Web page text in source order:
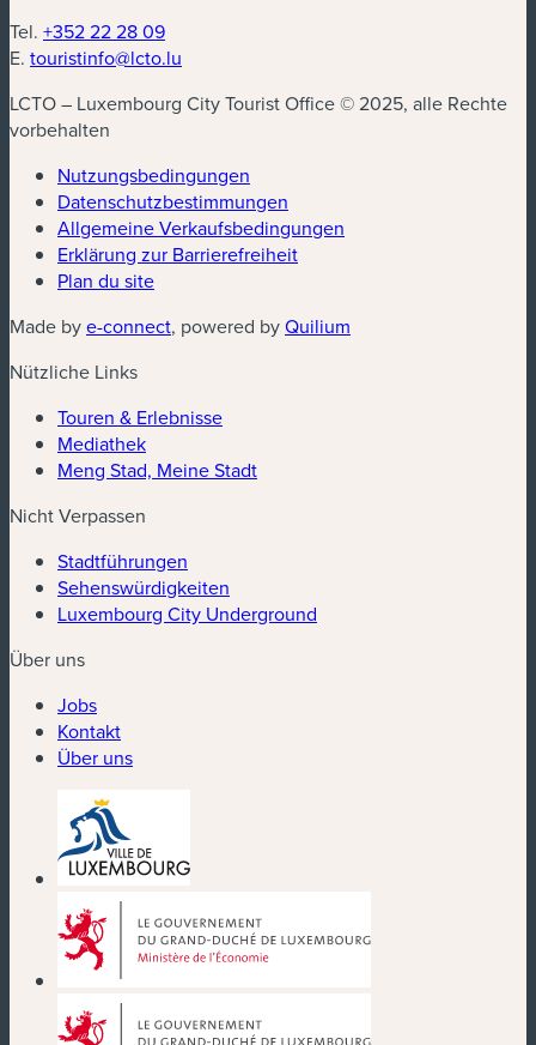
Tel. +352 22 28 09
E. touristinfo@lcto.lu
LCTO – Luxembourg City Tourist Office © 2025, alle Rechte
vorbehalten
Nutzungsbedingungen
Datenschutzbestimmungen
Allgemeine Verkaufsbedingungen
Erklärung zur Barrierefreiheit
Plan du site
Made bye-connect(neues Fenster)
, powered byQuilium
Nützliche Links
Touren & Erlebnisse
Mediathek
Meng Stad, Meine Stadt
Nicht Verpassen
Stadtführungen
Sehenswürdigkeiten
Luxembourg City Underground
Über uns
Jobs
Kontakt
Über uns